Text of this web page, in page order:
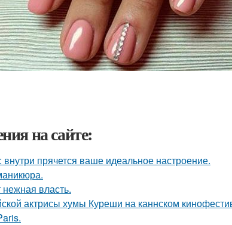
на сайте:
прячется ваше идеальное настроение.
власть.
актрисы хумы Куреши на каннском